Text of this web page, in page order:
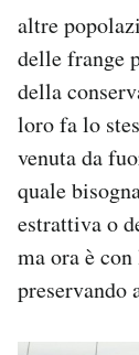
altre
delle frange
della
loro fa lo
venuta da
quale
estrattiva o
ma ora è